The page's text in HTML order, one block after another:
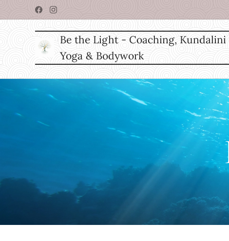
Be the Light - Coaching, Kundalini
Yoga & Bodywork